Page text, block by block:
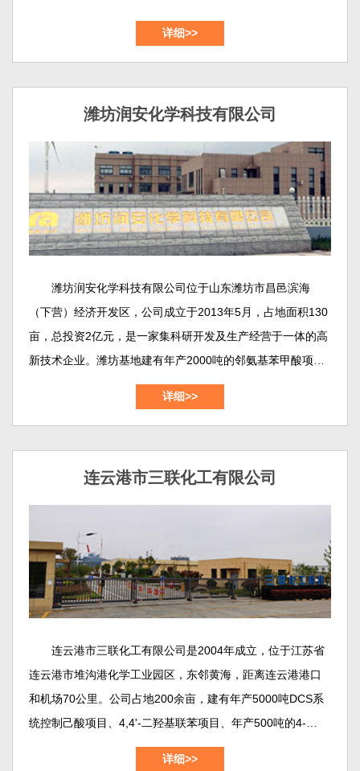
吴江市新三联化工有限公司和吴江市海联化工进出口有
限公司位于苏州大市的南面，紧邻上海、交通便利、风景秀
详细>>
潍坊润安化学科技有限公司
潍坊润安化学科技有限公司位于山东潍坊市昌邑滨海
（下营）经济开发区，公司成立于2013年5月，占地面积130
亩，总投资2亿元，是一家集科研开发及生产经营于一体的高
新技术企业。潍坊基地建有年产2000吨的邻氨基苯甲酸项
目、年产800吨的2,2-二硫二本甲酸（DTSA）项目、年产
1000吨的靛红酸酐(dtbc)项目，年产300吨的邻氨基苯甲酸甲
详细>>
连云港市三联化工有限公司
连云港市三联化工有限公司是2004年成立，位于江苏省
连云港市堆沟港化学工业园区，东邻黄海，距离连云港港口
和机场70公里。公司占地200余亩，建有年产5000吨DCS系
统控制己酸项目、4,4'-二羟基联苯项目、年产500吨的4-羟基
联苯项目、年产1500吨的1,2-苯并异噻唑啉-3-酮（BIT）项
详细>>